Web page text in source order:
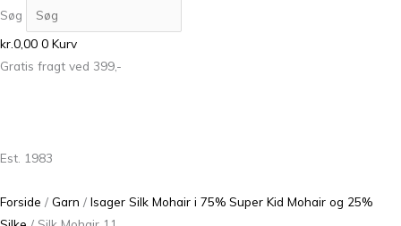
Søg
kr.0,00 0 Kurv
Gratis fragt ved 399,-
Est. 1983
Forside / Garn / Isager Silk Mohair i 75% Super Kid Mohair og 25%